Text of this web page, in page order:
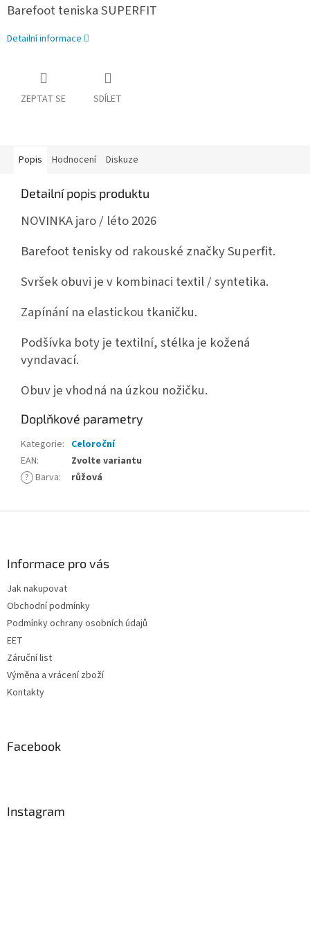
Barefoot teniska SUPERFIT
Detailní informace
ZEPTAT SE SDÍLET
Popis Hodnocení Diskuze
Detailní popis produktu
NOVINKA jaro / léto 2026
Barefoot tenisky od rakouské značky Superfit.
Svršek obuvi je v kombinaci textil / syntetika.
Zapínání na elastickou tkaničku.
Podšívka boty je textilní, stélka je kožená
vyndavací.
Obuv je vhodná na úzkou nožičku.
Doplňkové parametry
Kategorie: Celoroční
EAN:
Zvolte variantu
? Barva: růžová
Informace pro vás
Jak nakupovat
Obchodní podmínky
Podmínky ochrany osobních údajů
EET
Záruční list
Výměna a vrácení zboží
Kontakty
Facebook
Instagram